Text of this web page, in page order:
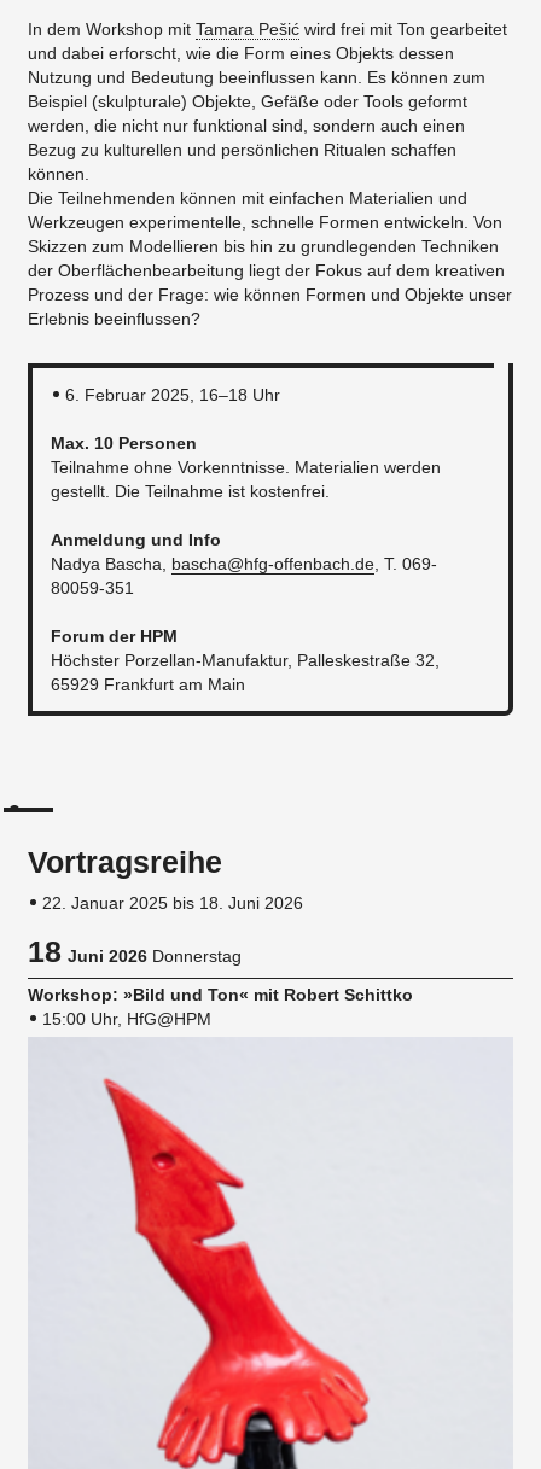
In dem Workshop mit Tamara Pešić wird frei mit Ton gearbeitet
und dabei erforscht, wie die Form eines Objekts dessen
Nutzung und Bedeutung beeinflussen kann. Es können zum
Beispiel (skulpturale) Objekte, Gefäße oder Tools geformt
werden, die nicht nur funktional sind, sondern auch einen
Bezug zu kulturellen und persönlichen Ritualen schaffen
können.
Die Teilnehmenden können mit einfachen Materialien und
Werkzeugen experimentelle, schnelle Formen entwickeln. Von
Skizzen zum Modellieren bis hin zu grundlegenden Techniken
der Oberflächenbearbeitung liegt der Fokus auf dem kreativen
Prozess und der Frage: wie können Formen und Objekte unser
Erlebnis beeinflussen?
6. Februar 2025, 16–18 Uhr
Max. 10 Personen
Teilnahme ohne Vorkenntnisse. Materialien werden
gestellt. Die Teilnahme ist kostenfrei.
Anmeldung und Info
Nadya Bascha, bascha@hfg-offenbach.de , T. 069-
80059-351
Forum der HPM
Höchster Porzellan-Manufaktur, Palleskestraße 32,
65929 Frankfurt am Main
Vortragsreihe
22. Januar 2025 bis 18. Juni 2026
18Juni 2026 Donnerstag
Workshop: »Bild und Ton« mit Robert Schittko
15:00 Uhr, HfG@HPM